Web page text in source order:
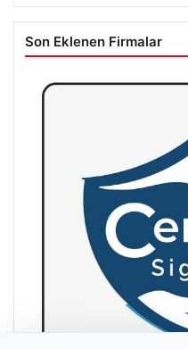
Son Eklenen Firmalar